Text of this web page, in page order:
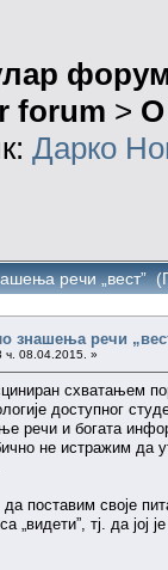
forum > О
Дарко
речи „вест”
знашења речи
ч. 08.04.2015. »
схватањем
доступног
речи и богата
не истражим да
поставим своје
„видети”, тј. да